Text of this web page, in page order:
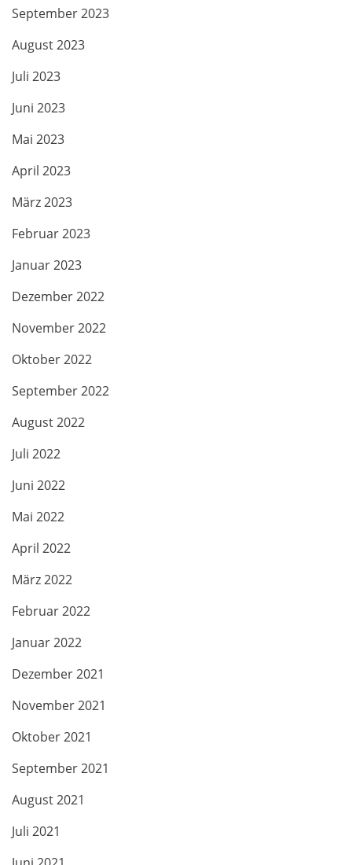
September 2023
August 2023
Juli 2023
Juni 2023
Mai 2023
April 2023
März 2023
Februar 2023
Januar 2023
Dezember 2022
November 2022
Oktober 2022
September 2022
August 2022
Juli 2022
Juni 2022
Mai 2022
April 2022
März 2022
Februar 2022
Januar 2022
Dezember 2021
November 2021
Oktober 2021
September 2021
August 2021
Juli 2021